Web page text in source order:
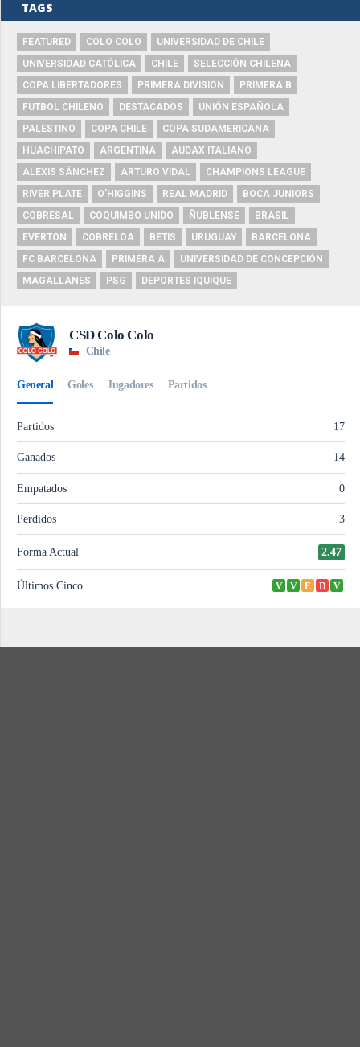
TAGS
FEATURED COLO COLO
UNIVERSIDAD DE CHILE
UNIVERSIDAD CATÓLICA
CHILE
SELECCIÓN CHILENA
COPA LIBERTADORES
PRIMERA DIVISIÓN
PRIMERA B
FUTBOL CHILENO
DESTACADOS
UNIÓN ESPAÑOLA
PALESTINO
COPA CHILE
COPA SUDAMERICANA
HUACHIPATO
ARGENTINA
AUDAX ITALIANO
ALEXIS SÁNCHEZ
ARTURO VIDAL
CHAMPIONS LEAGUE
RIVER PLATE
O'HIGGINS REAL MADRID
BOCA JUNIORS
COBRESAL
COQUIMBO UNIDO ÑUBLENSE
BRASIL
EVERTON
COBRELOA BETIS URUGUAY
BARCELONA
FC BARCELONA
PRIMERA A
UNIVERSIDAD DE CONCEPCIÓN
MAGALLANES
PSG DEPORTES IQUIQUE